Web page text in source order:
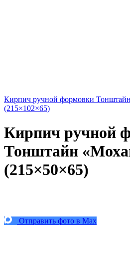
Кирпич ручной формовки
(215×102×65)
Кирпич ручной
Тонштайн
(215×50×65)
Отправить фото в Max